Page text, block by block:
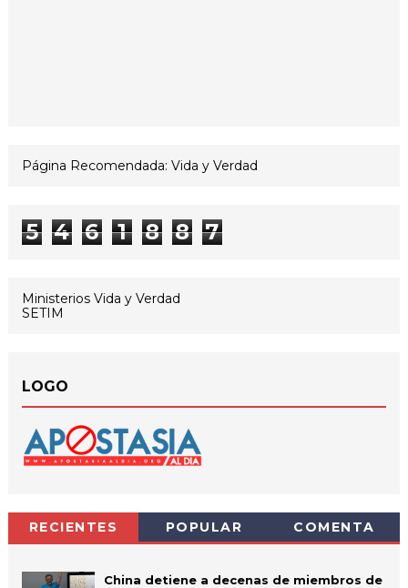
Página Recomendada: Vida y Verdad
5 4 6 1 8 8 7
Ministerios Vida y Verdad
SETIM
LOGO
RECIENTES POPULAR COMENTA
China detiene a decenas de miembros de